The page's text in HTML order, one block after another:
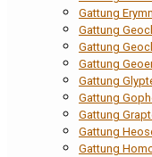
Gattung
Gattung
Gattung
Gattung
Gattung
Gattung
Gattung
Gattung
Gattung